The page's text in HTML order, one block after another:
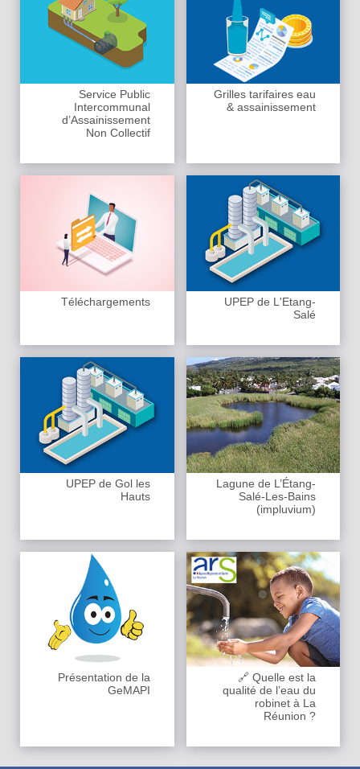
Service Public
Intercommunal
d’Assainissement
Non Collectif
Grilles tarifaires eau
& assainissement
Téléchargements
UPEP de L'Etang-
Salé
UPEP de Gol les
Hauts
Lagune de L’Étang-
Salé-Les-Bains
(impluvium)
Présentation de la
GeMAPI
🔗 Quelle est la
qualité de l’eau du
robinet à La
Réunion ?